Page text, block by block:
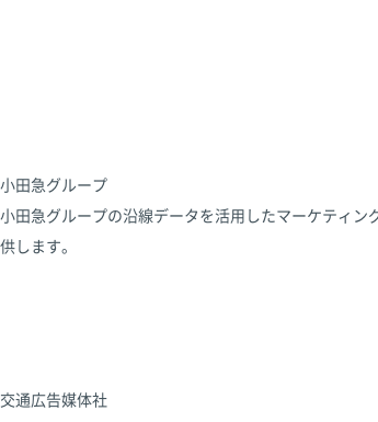
小田急グループ
小田急グループの沿線データを活用したマーケティ
供します。
交通広告媒体社